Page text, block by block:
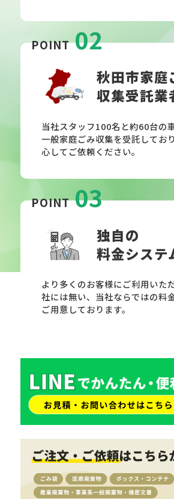
POINT 02
秋田市家庭
収集受託業
当社スタッフ100名と約60台の
一般家庭ごみ収集を受託してお
心してご依頼ください。
POINT 03
独自の
料金システ
より多くのお客様にご利用いた
社には無い、当社ならではの料
ご用意しております。